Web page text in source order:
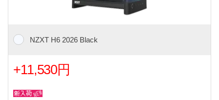
NZXT H6 2026 Black
+11,530円